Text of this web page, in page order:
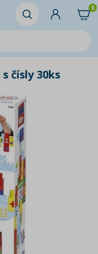
0
čísly 30ks